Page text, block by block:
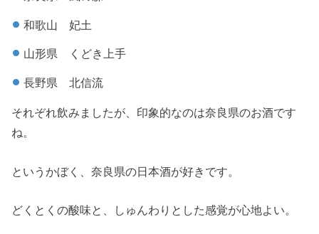
和歌山 妃土
山形県 くどき上手
長野県 北信流
それぞれ飲みましたが、印象的なのは奈良県のお酒です
ね。
というかぼく、奈良県の日本酒が好きです。
どくとくの酸味と、しゅんわりとした感覚が心地よい。